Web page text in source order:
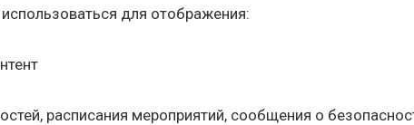
для отображения:
расписания мероприятий, сообщения о